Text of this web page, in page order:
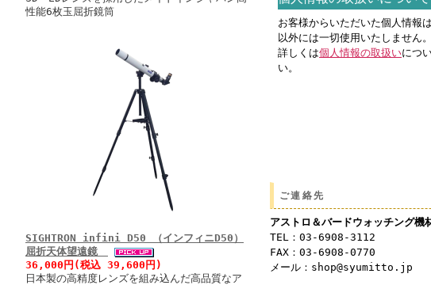
性能6枚玉屈折鏡筒
SIGHTRON infini D50 （インフィニD50）
屈折天体望遠鏡
36,000円(税込 39,600円)
日本製の高精度レンズを組み込んだ高品質なア
お客様からいただいた個人情報
以外には一切使用いたしません。
詳しくは個人情報の取扱いにつ
い。
ご連絡先
アストロ＆バードウォッチング
TEL：03-6908-3112
FAX：03-6908-0770
メール：shop@syumitto.jp